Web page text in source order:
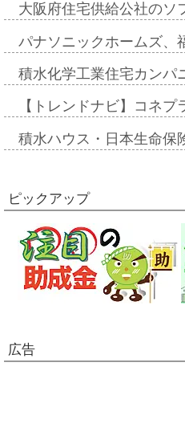
大阪府住宅供給公社の
パナソニックホームズ
積水化学工業住宅カン
【トレンドナビ】コネ
積水ハウス・日本生命
ピックアップ
広告